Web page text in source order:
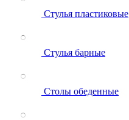
Стулья пластиковые
Стулья барные
Столы обеденные